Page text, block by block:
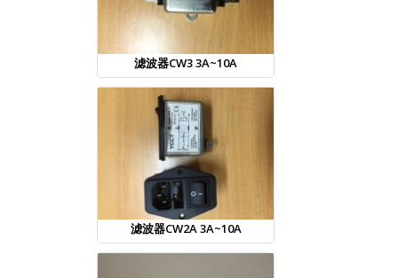
滤波器CW3 3A~10A
滤波器CW2A 3A~10A